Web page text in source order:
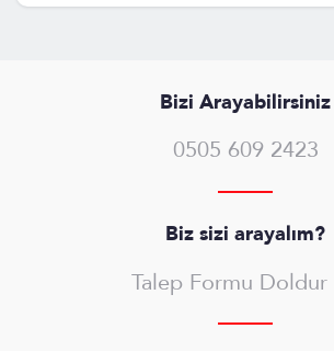
Bizi Arayabilirsiniz
0505 609 2423
Biz sizi arayalım?
Talep Formu Doldur